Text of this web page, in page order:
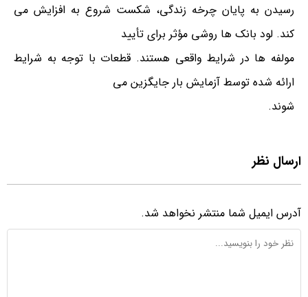
رسیدن به پایان چرخه زندگی، شکست شروع به افزایش می
کند. لود بانک ها روشی مؤثر برای تأیید
مولفه ها در شرایط واقعی هستند. قطعات با توجه به شرایط
ارائه شده توسط آزمایش بار جایگزین می
شوند.
ارسال نظر
آدرس ایمیل شما منتشر نخواهد شد.